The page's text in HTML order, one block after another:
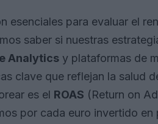
esenciales para evaluar el
saber si nuestras
Analytics y plataformas de
clave que reflejan la salud
es el ROAS (Return on
por cada euro invertido en